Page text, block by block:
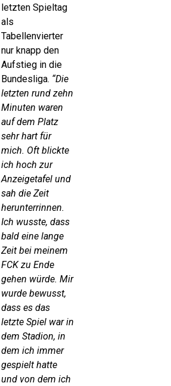
letzten Spieltag
als
Tabellenvierter
nur knapp den
Aufstieg in die
Bundesliga. “Die
letzten rund zehn
Minuten waren
auf dem Platz
sehr hart für
mich. Oft blickte
ich hoch zur
Anzeigetafel und
sah die Zeit
herunterrinnen.
Ich wusste, dass
bald eine lange
Zeit bei meinem
FCK zu Ende
gehen würde. Mir
wurde bewusst,
dass es das
letzte Spiel war in
dem Stadion, in
dem ich immer
gespielt hatte
und von dem ich